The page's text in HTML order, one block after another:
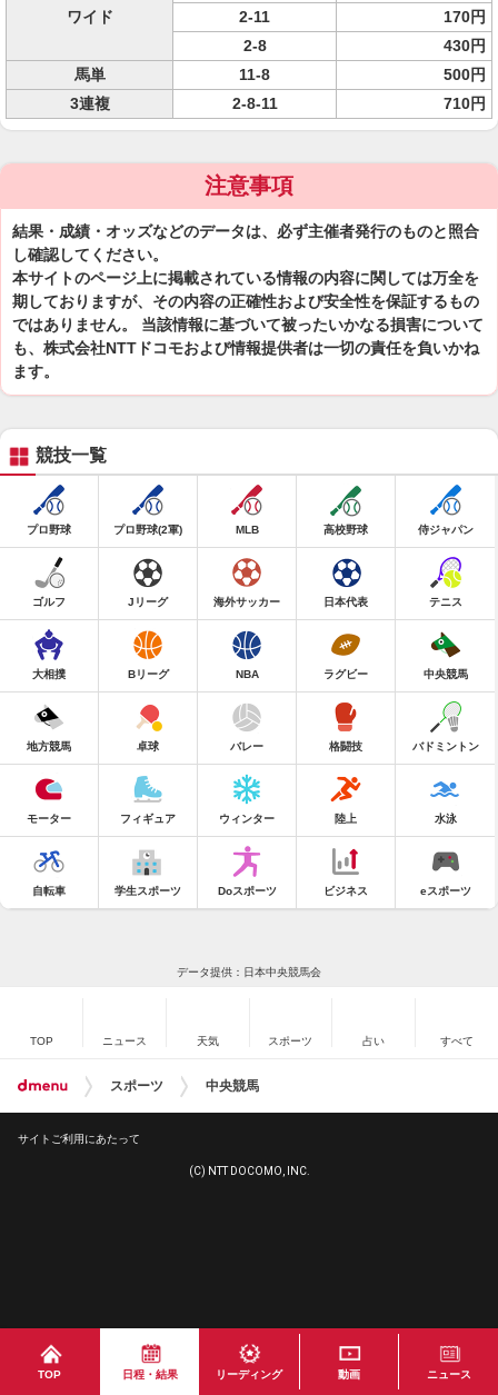
ワイド
2-11
170円
2-8
430円
馬単
11-8
500円
3連複
2-8-11 710円
注意事項
結果・成績・オッズなどのデータは、必ず主催者発行のものと照合
し確認してください。
本サイトのページ上に掲載されている情報の内容に関しては万全を
期しておりますが、その内容の正確性および安全性を保証するもの
ではありません。 当該情報に基づいて被ったいかなる損害について
も、株式会社NTTドコモおよび情報提供者は一切の責任を負いかね
ます。
TOP 日程・結果 リーディング 動画 ニュース
競技一覧
プロ野球 プロ野球(2軍) MLB 高校野球 侍ジャパン
ゴルフ Jリーグ 海外サッカー 日本代表 テニス
大相撲 Bリーグ NBA ラグビー 中央競馬
地方競馬 卓球 バレー 格闘技 バドミントン
モーター フィギュア ウィンター 陸上 水泳
自転車 学生スポーツ Doスポーツ ビジネス eスポーツ
データ提供：日本中央競馬会
TOP ニュース 天気 スポーツ 占い すべて
スポーツ 中央競馬
サイトご利用にあたって
(C) NTT DOCOMO, INC.